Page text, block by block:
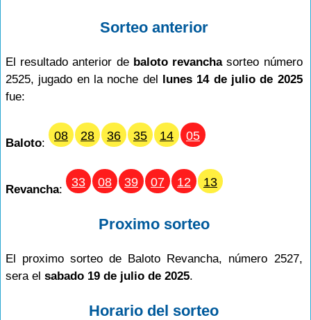
Sorteo anterior
El resultado anterior de baloto revanchasorteo número
2525, jugado en la noche del lunes 14 de julio de 2025
fue:
Baloto:
08 28 36 35 14 05
Revancha:
33 08 39 07 12 13
Proximo sorteo
El proximo sorteo de Baloto Revancha, número 2527,
sera el sabado 19 de julio de 2025.
Horario del sorteo